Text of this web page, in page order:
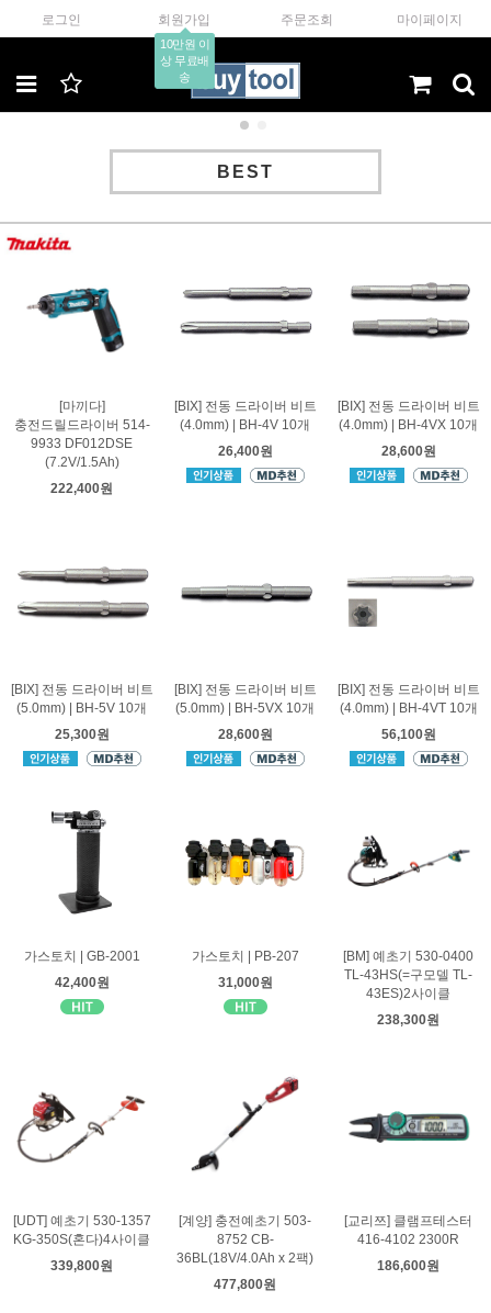
로그인 회원가입
10만원 이
상 무료배
송
주문조회 마이페이지
BEST
[마끼다]
충전드릴드라이버 514-
9933 DF012DSE
(7.2V/1.5Ah)
222,400원
[BIX] 전동 드라이버 비트
(4.0mm) | BH-4V 10개
26,400원
[BIX] 전동 드라이버 비트
(4.0mm) | BH-4VX 10개
28,600원
[BIX] 전동 드라이버 비트
(5.0mm) | BH-5V 10개
25,300원
[BIX] 전동 드라이버 비트
(5.0mm) | BH-5VX 10개
28,600원
[BIX] 전동 드라이버 비트
(4.0mm) | BH-4VT 10개
56,100원
가스토치 | GB-2001
42,400원
가스토치 | PB-207
31,000원
[BM] 예초기 530-0400
TL-43HS(=구모델 TL-
43ES)2사이클
238,300원
[UDT] 예초기 530-1357
KG-350S(혼다)4사이클
339,800원
[계양] 충전예초기 503-
8752 CB-
36BL(18V/4.0Ah x 2팩)
477,800원
[교리쯔] 클램프테스터
416-4102 2300R
186,600원